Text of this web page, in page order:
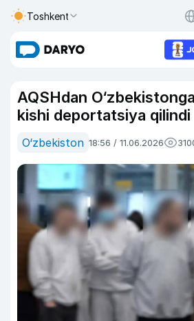
Toshkent
AQSHdan
kishi deportatsiya qilindi
O‘zbekiston 18:56 / 11.06.2026